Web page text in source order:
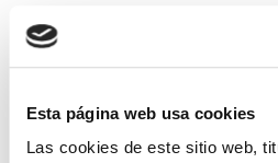
Esta página web usa cookies
Las cookies de este sitio web,
Crema